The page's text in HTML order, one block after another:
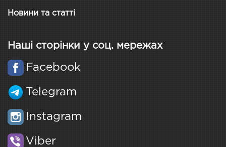
Новини та статті
Наші сторінки у соц. мережах
Facebook
Telegram
Instagram
Viber